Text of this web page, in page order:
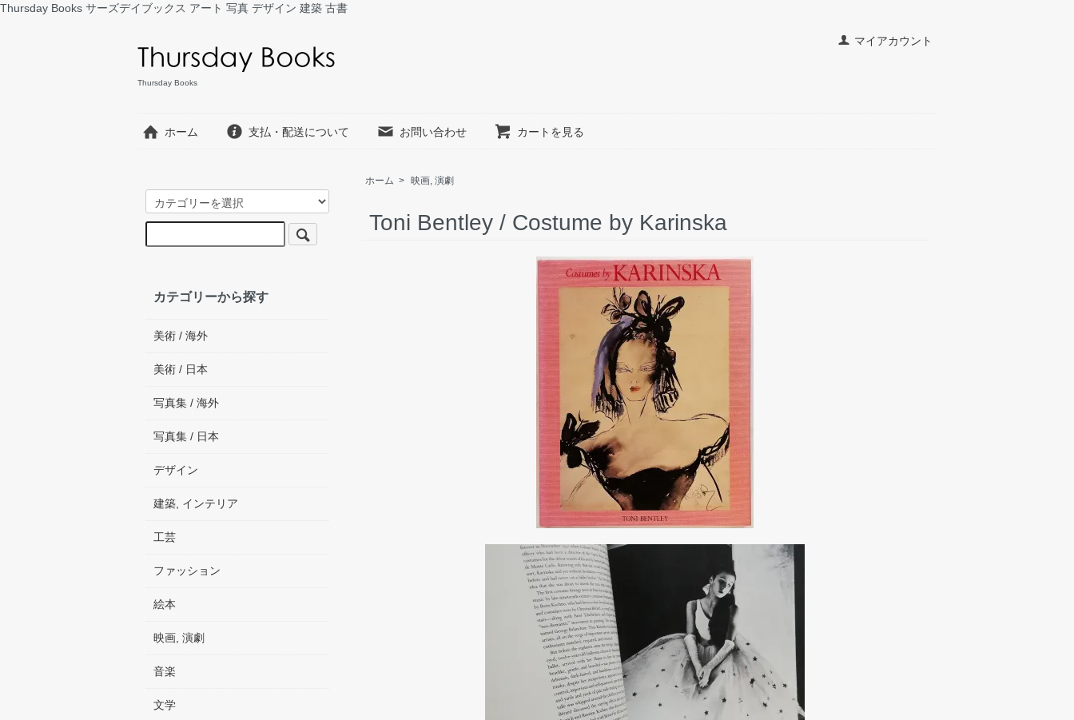
Thursday Books サーズデイブックス アート 写真 デザイン 建築 古書
マイアカウント
Thursday Books
ホーム 支払・配送について お問い合わせ カートを見る
ホーム > 映画, 演劇
Toni Bentley / Costume by Karinska
カテゴリーから探す
美術 / 海外
美術 / 日本
写真集 / 海外
写真集 / 日本
デザイン
建築, インテリア
工芸
ファッション
絵本
映画, 演劇
音楽
文学